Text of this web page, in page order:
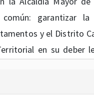
garantizar
y el Distrito
en su deber
de 2013 - Protocolo